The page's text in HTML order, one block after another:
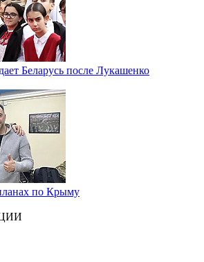
Беларусь после Лукашенко
по Крыму